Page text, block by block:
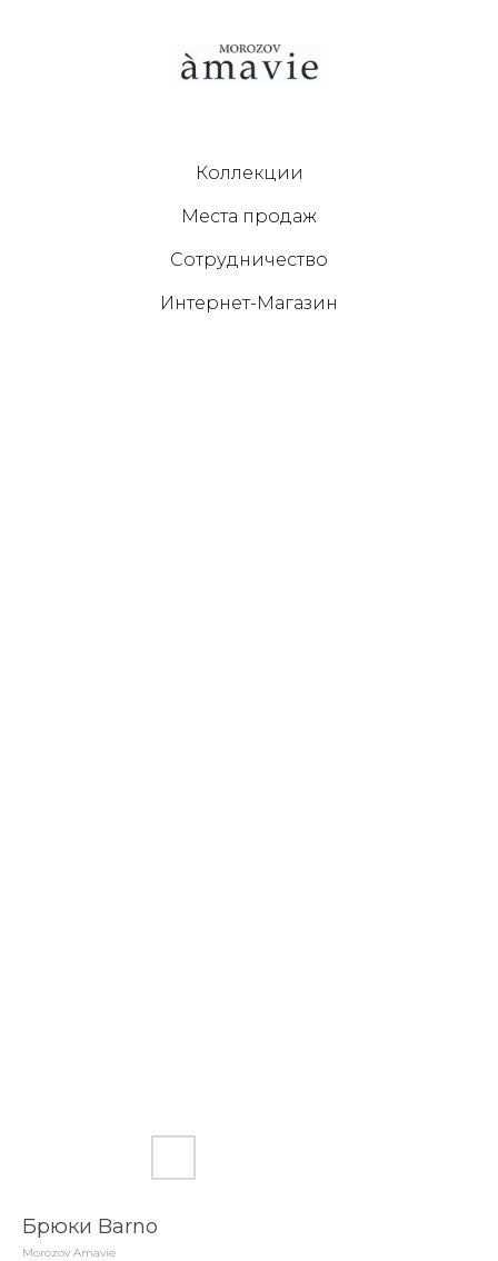
Коллекции
Места продаж
Сотрудничество
Интернет-Магазин
Брюки Barno
Morozov Amavie